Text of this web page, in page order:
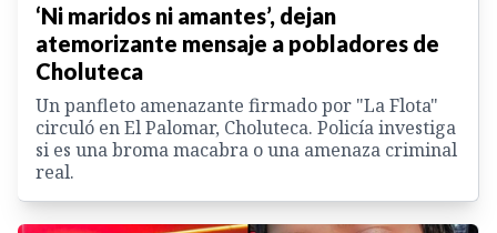
‘Ni maridos ni amantes’, dejan
atemorizante mensaje a pobladores de
Choluteca
Un panfleto amenazante firmado por "La Flota"
circuló en El Palomar, Choluteca. Policía investiga
si es una broma macabra o una amenaza criminal
real.